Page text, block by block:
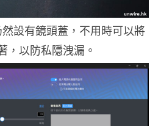
設有鏡頭蓋，不用時可以將
，以防私隱洩漏。